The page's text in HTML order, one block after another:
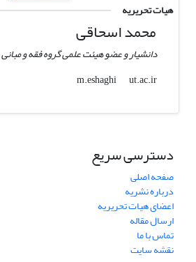
هیات تحریریه
محمد اسحاقی
دانشیار و عضو هیئت علمی گروه فقه و
m.eshaghi
ut.ac.ir
دسترسی سریع
صفحه اصلی
درباره نشریه
اعضای هیات تحریریه
ارسال مقاله
تماس با ما
نقشه سایت